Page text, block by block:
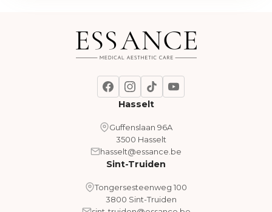
Hasselt
Guffenslaan 96A
3500 Hasselt
hasselt@essance.be
Sint-Truiden
Tongersesteenweg 100
3800 Sint-Truiden